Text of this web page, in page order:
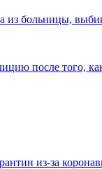
из больницы,
после того,
из-за